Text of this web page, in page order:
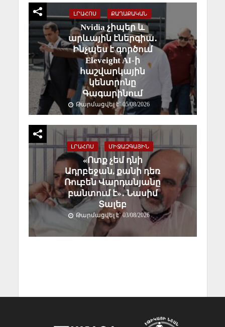
ԼՐԱՀՈՍ ՔԱՂԱՔԱԿԱՆ
Nvidia չիպեր և
արևային էներգիա․
Ինչպես է գործում
Eleveight AI-ի
հաշվարկային
կենտրոնը
Գագարինում
Թարմացվել է` 05/08/2026
ԼՐԱՀՈՍ ՄԻՋԱԶԳԱՅԻՆ
«Ոտք չեմ դնի
Ադրբեջան, քանի դեռ
Ռուբեն Վարդանյանը
բանտում է»․ Նասիմ
Տալեբ
Թարմացվել է` 03/08/2026